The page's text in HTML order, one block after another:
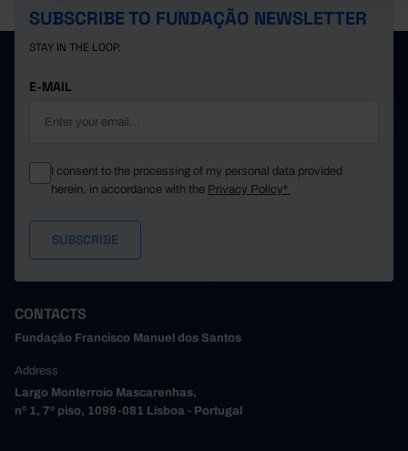
SUBSCRIBE TO FUNDAÇÃO NEWSLETTER
STAY IN THE LOOP.
E-MAIL
I consent to the processing of my personal data provided
herein, in accordance with the Privacy Policy*
CONTACTS
Fundação Francisco Manuel dos Santos
Address
Largo Monterroio Mascarenhas,
nº 1, 7º piso, 1099-081 Lisboa - Portugal